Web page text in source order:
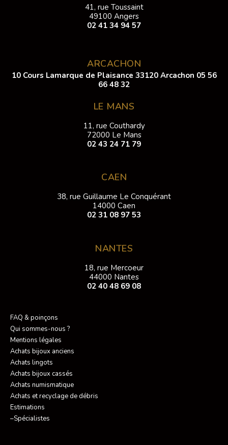
41, rue Toussaint
49100 Angers
02 41 34 94 57
ARCACHON
10 Cours Lamarque de Plaisance 33120 Arcachon 05 56
66 48 32
LE MANS
11, rue Couthardy
72000 Le Mans
02 43 24 71 79
CAEN
38, rue Guillaume Le Conquérant
14000 Caen
02 31 08 97 53
NANTES
18, rue Mercoeur
44000 Nantes
02 40 48 69 08
FAQ & poinçons
Qui sommes-nous ?
Mentions légales
Achats bijoux anciens
Achats lingots
Achats bijoux cassés
Achats numismatique
Achats et recyclage de débris
Estimations
–Spécialistes